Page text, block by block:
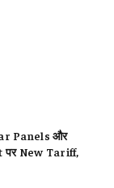
Panels और
पर New Tariff,